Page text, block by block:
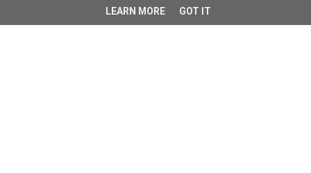
LEARN MORE GOT IT